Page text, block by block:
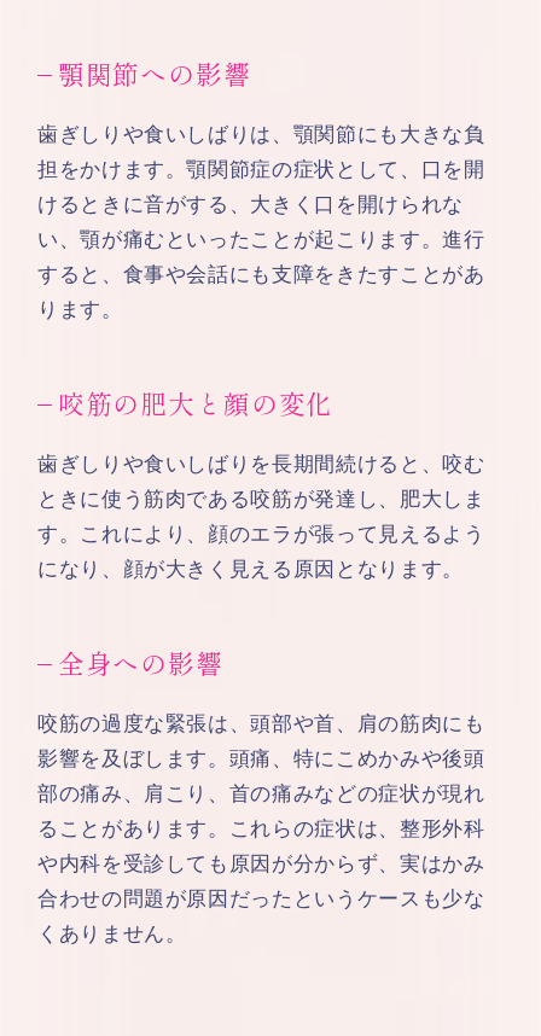
顎関節への影響
歯ぎしりや食いしばりは、顎関節にも大きな負
担をかけます。顎関節症の症状として、口を開
けるときに音がする、大きく口を開けられな
い、顎が痛むといったことが起こります。進行
すると、食事や会話にも支障をきたすことがあ
ります。
咬筋の肥大と顔の変化
歯ぎしりや食いしばりを長期間続けると、咬む
ときに使う筋肉である咬筋が発達し、肥大しま
す。これにより、顔のエラが張って見えるよう
になり、顔が大きく見える原因となります。
全身への影響
咬筋の過度な緊張は、頭部や首、肩の筋肉にも
影響を及ぼします。頭痛、特にこめかみや後頭
部の痛み、肩こり、首の痛みなどの症状が現れ
ることがあります。これらの症状は、整形外科
や内科を受診しても原因が分からず、実はかみ
合わせの問題が原因だったというケースも少な
くありません。